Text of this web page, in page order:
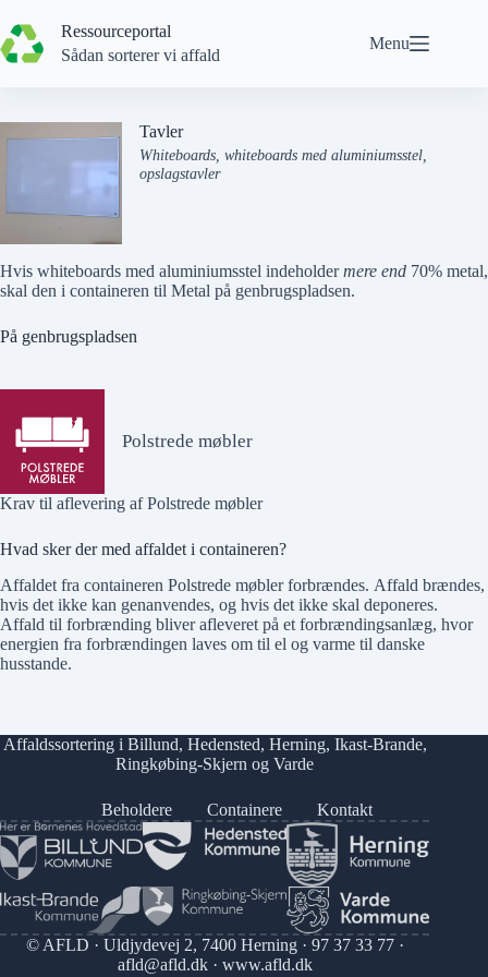
til
indhold
Ressourceportal
Sådan sorterer vi affald
Menu
Tavler
Whiteboards, whiteboards med aluminiumsstel,
opslagstavler
Hvis whiteboards med aluminiumsstel indeholdermere end 70% metal,
skal den i containeren til Metal på genbrugspladsen.
På genbrugspladsen
Polstrede møbler
Krav til aflevering af Polstrede møbler
Hvad sker der med affaldet i containeren?
Affaldet fra containeren Polstrede møbler forbrændes. Affald brændes,
hvis det ikke kan genanvendes, og hvis det ikke skal deponeres.
Affald til forbrænding bliver afleveret på et forbrændingsanlæg, hvor
energien fra forbrændingen laves om til el og varme til danske
husstande.
Affaldssortering i Billund, Hedensted, Herning, Ikast-Brande,
Ringkøbing-Skjern ogVarde
Beholdere Containere Kontakt
© AFLD · Uldjydevej 2, 7400 Herning · 97 37 33 77·
afld@afld.dk· www.afld.dk